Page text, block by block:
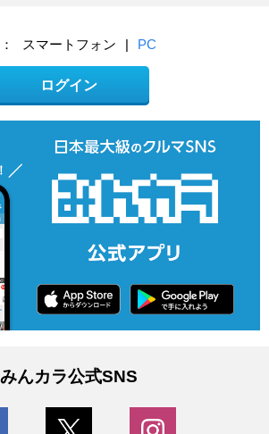
スマートフォン | PC
ログイン
みんカラ公式SNS